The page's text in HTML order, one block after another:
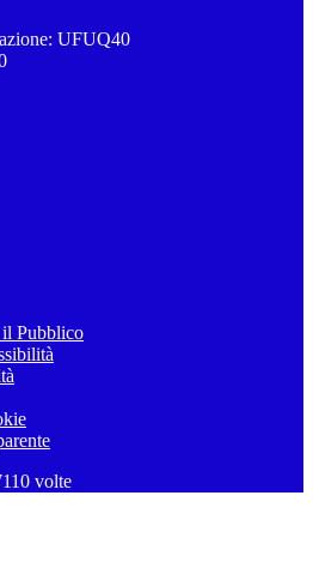
UFUQ40
Pubblico
volte